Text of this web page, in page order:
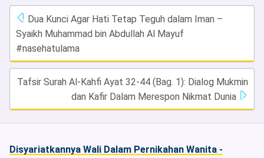
Dua Kunci Agar Hati Tetap Teguh dalam Iman –
Syaikh Muhammad bin Abdullah Al Mayuf
#nasehatulama
Tafsir Surah Al-Kahfi Ayat 32-44 (Bag. 1): Dialog Mukmin
dan Kafir Dalam Merespon Nikmat Dunia
Disyariatkannya Wali Dalam Pernikahan Wanita -